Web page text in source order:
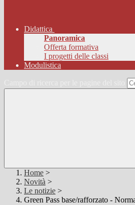
Didattica
Panoramica
Offerta formativa
I progetti delle classi
Modulistica
Home >
Novità >
Le notizie >
Green Pass base/rafforzato -